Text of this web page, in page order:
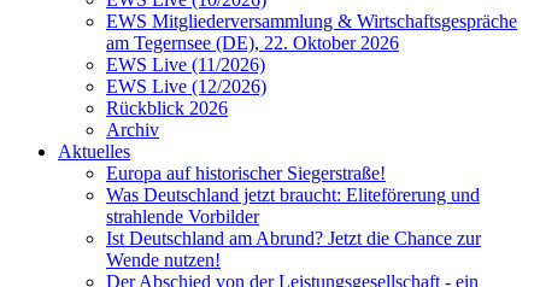
EWS Mitgliederversammlung & Wirtschaftsgespräche
am Tegernsee (DE), 22. Oktober 2026
EWS Live (11/2026)
EWS Live (12/2026)
Rückblick 2026
Archiv
Aktuelles
Europa auf historischer Siegerstraße!
Was Deutschland jetzt braucht: Eliteförerung und
strahlende Vorbilder
Ist Deutschland am Abrund? Jetzt die Chance zur
Wende nutzen!
Der Abschied von der Leistungsgesellschaft - ein